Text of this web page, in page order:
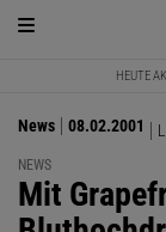
HEUTE
News 08.02.2001
NEWS
:
Mit